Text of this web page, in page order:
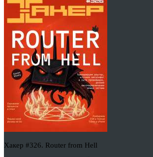
Хакер #326. Router from Hell